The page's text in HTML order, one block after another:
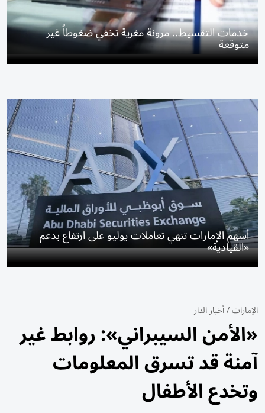
خدمات التقسيط.. مرونة مغرية تخفي ضغوطاً غير
متوقعة
أسهم الإمارات تنهي تعاملات يوليو على ارتفاع بدعم
«القيادية»
الإمارات/أخبار الدار
«الأمن السيبراني»: روابط غير
آمنة قد تسرق المعلومات
وتخدع الأطفال